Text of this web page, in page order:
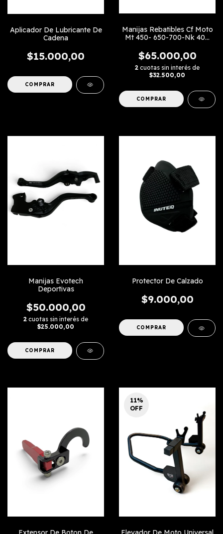
Aplicador De Lubricante De
Cadena
$15.000,00
Manijas Rebatibles Cf Moto
Mt 450- 650-700-Nk 400
700-Gt 650
$65.000,00
2 cuotas sin interés de
$32.500,00
COMPRAR
Manijas Evotech
Deportivas
$50.000,00
2 cuotas sin interés de
$25.000,00
COMPRAR
Protector De Calzado
$9.000,00
11%
OFF